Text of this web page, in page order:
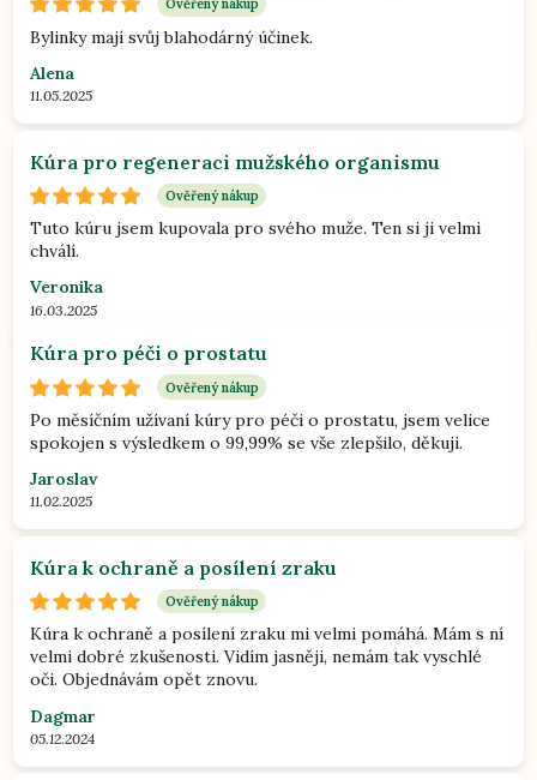
Ověřený nákup
Bylinky mají svůj blahodárný účinek.
Alena
11.05.2025
Kúra pro regeneraci mužského organismu
Ověřený nákup
Tuto kúru jsem kupovala pro svého muže. Ten si ji velmi
chválí.
Veronika
16.03.2025
Kúra pro péči o prostatu
Ověřený nákup
Po měsíčním užívaní kúry pro péči o prostatu, jsem velice
spokojen s výsledkem o 99,99% se vše zlepšilo, děkuji.
Jaroslav
11.02.2025
Kúra k ochraně a posílení zraku
Ověřený nákup
Kúra k ochraně a posílení zraku mi velmi pomáhá. Mám s ní
velmi dobré zkušenosti. Vidím jasněji, nemám tak vyschlé
oči. Objednávám opět znovu.
Dagmar
05.12.2024